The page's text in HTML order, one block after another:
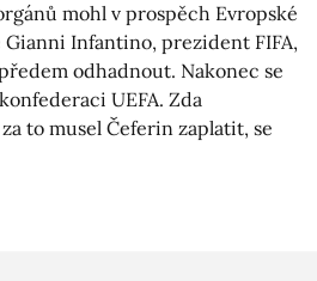
mohl v prospěch Evropské
Infantino, prezident FIFA,
odhadnout. Nakonec se
UEFA. Zda
to musel Čeferin zaplatit, se